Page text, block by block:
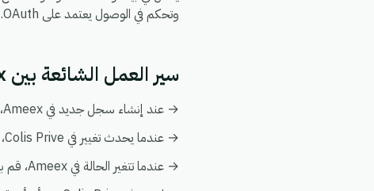
وتحكم في الوصول يعتمد على OAuth.
سير العمل الشائعة بين Ameex و Colis Prive
→ عند إنشاء سجل جديد في Ameex، قم بإنشاء أو تحديث السجل المطابق تلقائياً في Colis Prive.
→ عندما يحدث تغيير في Colis Prive، قم بدفع التحديث إلى Ameex ليبقى كلا النظامين متزامنين.
→ عندما تتغير الحالة في Ameex، قم بإخطار فريقك وبتفعيل إجراء متابعة في Colis Prive.